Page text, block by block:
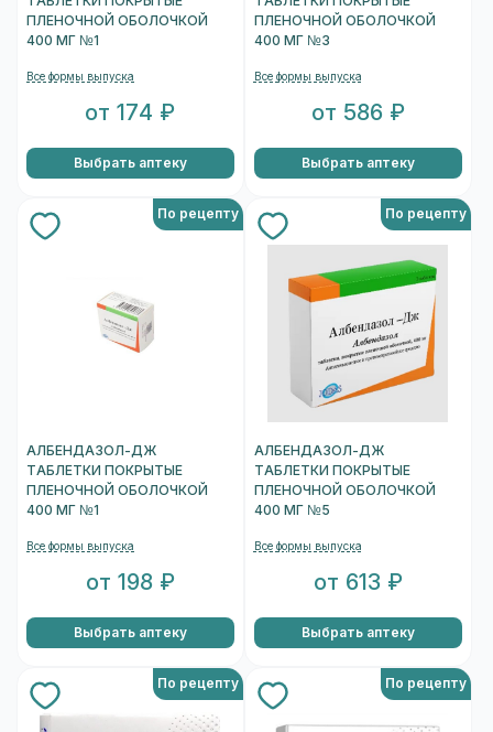
ПЛЕНОЧНОЙ ОБОЛОЧКОЙ
400 МГ №1
Все формы выпуска
от 174 ₽
Выбрать аптеку
ПЛЕНОЧНОЙ ОБОЛОЧКОЙ
400 МГ №3
Все формы выпуска
от 586 ₽
Выбрать аптеку
По рецепту
АЛБЕНДАЗОЛ-ДЖ
ТАБЛЕТКИ ПОКРЫТЫЕ
ПЛЕНОЧНОЙ ОБОЛОЧКОЙ
400 МГ №1
Все формы выпуска
от 198 ₽
Выбрать аптеку
По рецепту
АЛБЕНДАЗОЛ-ДЖ
ТАБЛЕТКИ ПОКРЫТЫЕ
ПЛЕНОЧНОЙ ОБОЛОЧКОЙ
400 МГ №5
Все формы выпуска
от 613 ₽
Выбрать аптеку
По рецепту По рецепту